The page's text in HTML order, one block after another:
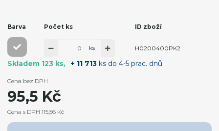
Barva Počet ks ID zboží
Skladem 123 ks + 11 713 ks do 4-5 prac. dnů
ks H0200400PK2
Cena bez DPH
95,5 Kč
Cena s DPH 115,56 Kč